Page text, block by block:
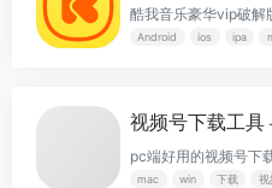
酷我音乐豪华vip破解
Android ios ipa
视频号下载工具
pc端好用的视频号下
mac win 下载 视